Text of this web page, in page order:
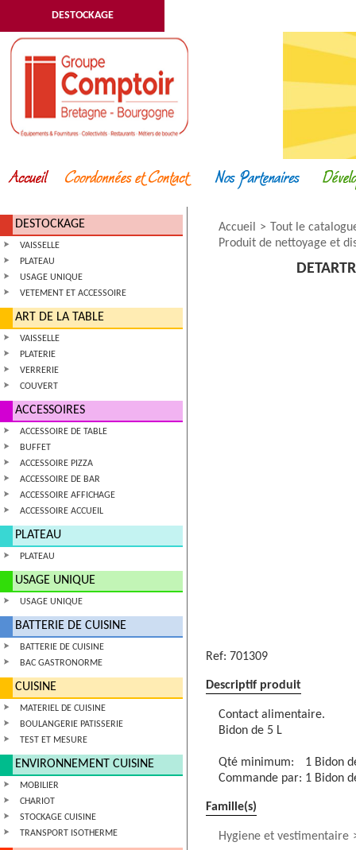
DESTOCKAGE
DESTOCKAGE
VAISSELLE
PLATEAU
USAGE UNIQUE
VETEMENT ET ACCESSOIRE
ART DE LA TABLE
VAISSELLE
PLATERIE
VERRERIE
COUVERT
ACCESSOIRES
ACCESSOIRE DE TABLE
BUFFET
ACCESSOIRE PIZZA
ACCESSOIRE DE BAR
ACCESSOIRE AFFICHAGE
ACCESSOIRE ACCUEIL
PLATEAU
PLATEAU
USAGE UNIQUE
USAGE UNIQUE
BATTERIE DE CUISINE
BATTERIE DE CUISINE
BAC GASTRONORME
CUISINE
MATERIEL DE CUISINE
BOULANGERIE PATISSERIE
TEST ET MESURE
ENVIRONNEMENT CUISINE
MOBILIER
CHARIOT
STOCKAGE CUISINE
TRANSPORT ISOTHERME
Accueil
Tout le
Produit de nettoyage et
Ref: 701309
Descriptif produit
Contact alimentaire.
Bidon de 5 L
Qté minimum:
1 Bidon
Commande par: 1 Bidon
Famille(s)
Hygiene et vestimentaire